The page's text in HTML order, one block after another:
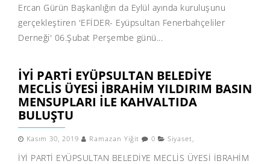
Ercan Gürün Başkanlığın da Eylül ayında kuruluşunu
gerçekleştiren 'EFİDER- Eyüpsultan Fenerbahçeliler
Derneği' 06.Şubat Perşembe günü...
İYİ PARTİ EYÜPSULTAN BELEDİYE
MECLİS ÜYESİ İBRAHİM YILDIRIM BASIN
MENSUPLARI İLE KAHVALTIDA
BULUŞTU
Kasım 30, 2019 Ramazan Yiğit 0 Siyaset,
İYİ PARTİ EYÜPSULTAN BELEDİYE MECLİS ÜYESİ İBRAHİM